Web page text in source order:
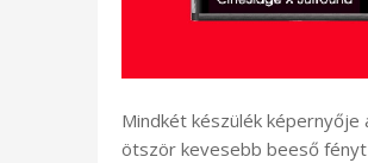
Mindkét készülék képernyője
ötször kevesebb beeső fényt